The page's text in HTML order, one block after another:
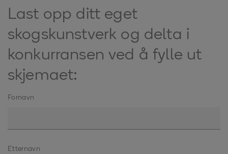
Last opp ditt eget
skogskunstverk og delta i
konkurransen ved å fylle ut
skjemaet:
Fornavn
Etternavn